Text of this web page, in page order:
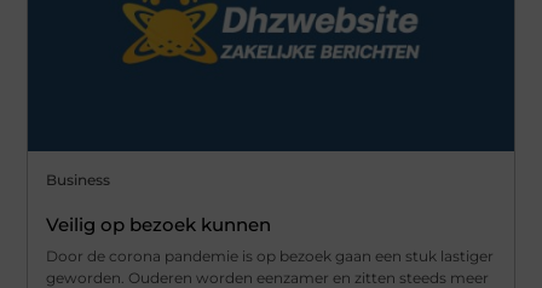
Business
Veilig op bezoek kunnen
Door de corona pandemie is op bezoek gaan een stuk lastiger
geworden. Ouderen worden eenzamer en zitten steeds meer